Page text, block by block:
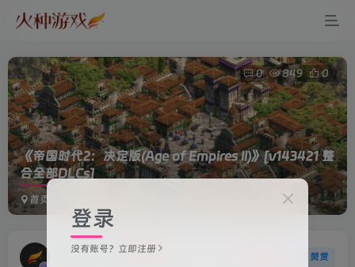
《帝国时代2：决定版(Age of Empires II)》[v143421 整
合全部DLCs]
首页
0 849 0
火种游戏 赞赏
登录
没有账号？立即注册